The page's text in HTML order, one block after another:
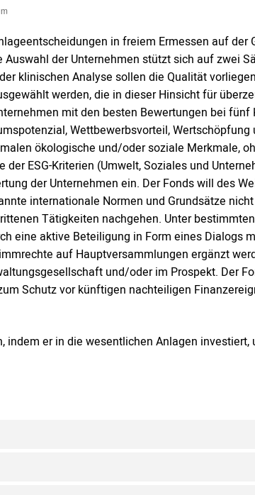
in freiem Ermessen auf der
der Unternehmen stützt sich auf zwei
klinischen Analyse sollen die Qualität
werden, die in dieser Hinsicht für
mit den besten Bewertungen bei
Wettbewerbsvorteil,
ökologische und/oder soziale Merkmale,
der ESG-Kriterien (Umwelt, Soziales und
der Unternehmen ein. Der Fonds will des
internationale Normen und Grundsätze
Tätigkeiten nachgehen. Unter
eine aktive Beteiligung in Form eines Dialogs
auf Hauptversammlungen ergänzt
und/oder im Prospekt. Der
Schutz vor künftigen nachteiligen
indem er in die wesentlichen Anlagen